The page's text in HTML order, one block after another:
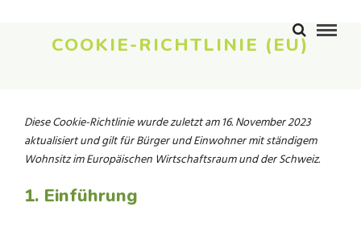
COOKIE-RICHTLINIE (EU)
Diese Cookie-Richtlinie wurde zuletzt am 16. November 2023
aktualisiert und gilt für Bürger und Einwohner mit ständigem
Wohnsitz im Europäischen Wirtschaftsraum und der Schweiz.
1. Einführung